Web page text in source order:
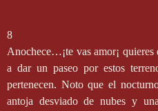
8
Anochece…¡te vas amor¡
a dar un paseo por estos
pertenecen. Noto que el
antoja desviado de nubes y